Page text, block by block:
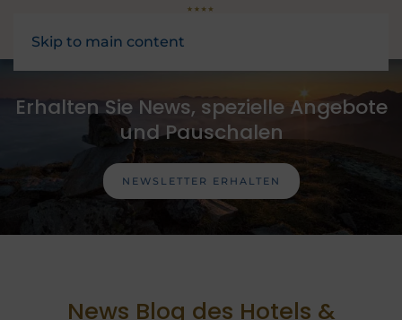
Skip to main content
Erhalten Sie News, spezielle Angebote
und Pauschalen
NEWSLETTER ERHALTEN
News Blog des Hotels &